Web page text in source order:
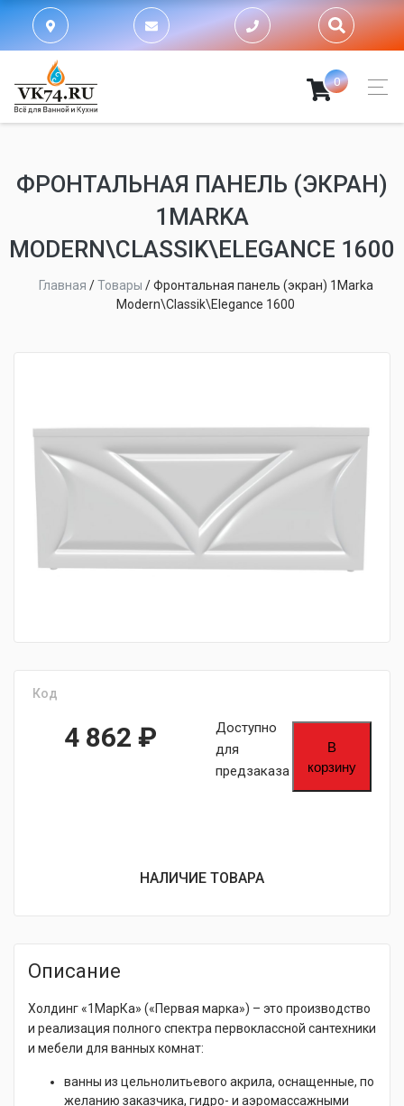
0
ФРОНТАЛЬНАЯ ПАНЕЛЬ (ЭКРАН)
1MARKA
MODERN\CLASSIK\ELEGANCE 1600
Главная /Товары /Фронтальная панель (экран) 1Marka
Modern\Classik\Elegance 1600
Код
4 862 ₽
Доступно
для
предзаказа
В
корзину
НАЛИЧИЕ ТОВАРА
Описание
Холдинг «1МарКа» («Первая марка») – это производство
и реализация полного спектра первоклассной сантехники
и мебели для ванных комнат:
ванны из цельнолитьевого акрила, оснащенные, по
желанию заказчика, гидро- и аэромассажными